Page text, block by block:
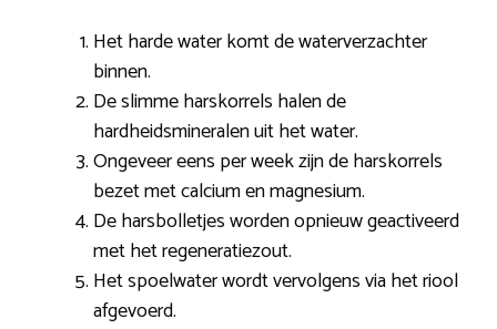
Het harde water komt de waterverzachter
binnen.
De slimme harskorrels halen de
hardheidsmineralen uit het water.
Ongeveer eens per week zijn de harskorrels
bezet met calcium en magnesium.
De harsbolletjes worden opnieuw geactiveerd
met het regeneratiezout.
Het spoelwater wordt vervolgens via het riool
afgevoerd.